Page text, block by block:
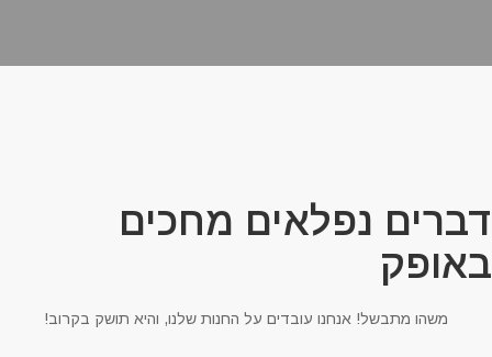
נפלאים מחכים
משהו מתבשל! אנחנו עובדים על החנות שלנו, והיא תושק בקרוב!